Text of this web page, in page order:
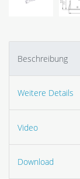
Beschreibung
Weitere Details
Video
Download